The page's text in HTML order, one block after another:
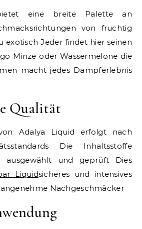
eine breite Palette an
von fruchtig
exotisch Jeder findet hier seinen
Minze oder Wassermelone die
macht jedes Dampferlebnis
Qualität
Adalya Liquid erfolgt nach
Die Inhaltsstoffe
ausgewählt und geprüft Dies
Liquidsicheres und intensives
Nachgeschmäcker